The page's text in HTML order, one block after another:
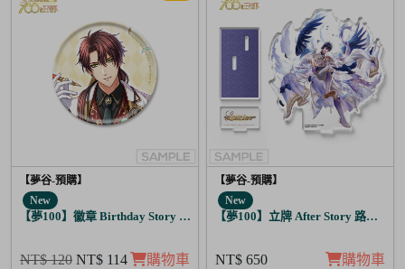
【夢谷-預購】
New
【夢100】徽章 Birthday Story 路貝爾 日覺
NT$ 120 NT$ 114 購物車
【夢谷-預購】
New
【夢100】立牌 After Story 路希安
NT$ 650 購物車